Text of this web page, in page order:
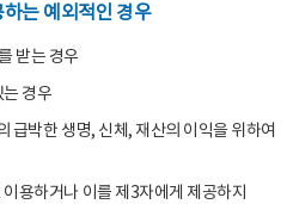
는 예외적인 경우
받는 경우
는 경우
급박한 생명, 신체, 재산의 이익을 위하여
용하거나 이를 제3자에게 제공하지